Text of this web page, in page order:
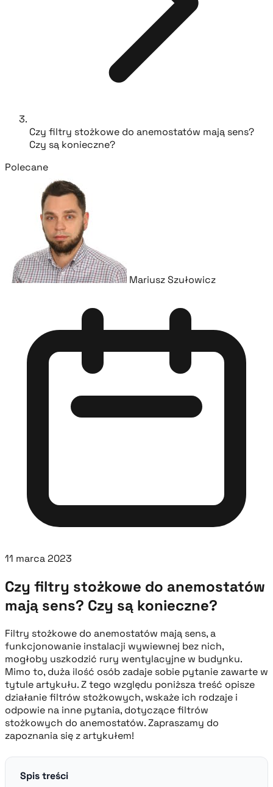
Czy filtry stożkowe do anemostatów mają sens?
Czy są konieczne?
Polecane
Mariusz Szułowicz
11 marca 2023
Czy filtry stożkowe do anemostatów
mają sens? Czy są konieczne?
Filtry stożkowe do anemostatów mają sens, a
funkcjonowanie instalacji wywiewnej bez nich,
mogłoby uszkodzić rury wentylacyjne w budynku.
Mimo to, duża ilość osób zadaje sobie pytanie zawarte w
tytule artykułu. Z tego względu poniższa treść opisze
działanie filtrów stożkowych, wskaże ich rodzaje i
odpowie na inne pytania, dotyczące filtrów
stożkowych do anemostatów. Zapraszamy do
zapoznania się z artykułem!
Spis treści